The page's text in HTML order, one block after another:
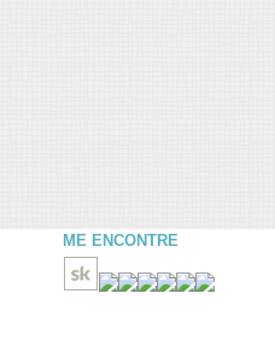
ME ENCONTRE